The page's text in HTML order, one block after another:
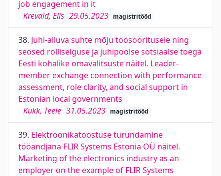
job engagement in it
Krevald, Elis 29.05.2023 magistritööd
38. Juhi-alluva suhte mõju töösooritusele ning
seosed rolliselguse ja juhipoolse sotsiaalse toega
Eesti kohalike omavalitsuste näitel. Leader-
member exchange connection with performance
assessment, role clarity, and social support in
Estonian local governments
Kukk, Teele 31.05.2023 magistritööd
39. Elektroonikatööstuse turundamine
tööandjana FLIR Systems Estonia OÜ näitel.
Marketing of the electronics industry as an
employer on the example of FLIR Systems